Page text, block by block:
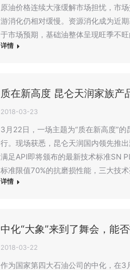
原油价格连续大涨缓解市场担忧，市
游消化仍相对缓慢。资源消化成为近
于市场预期，基础油整体呈现旺季不旺
详情
质在新高度 昆仑天润家族产
2018-03-23
3月22日，一场主题为“质在新高度”
行。现场获悉，昆仑天润国内领先推
满足API即将颁布的最新技术标准SN
标准限值70%的抗磨损性能，三大技
详情
中化“大象”来到了舞会，能
2018-03-22
作为国家第四大石油公司的中化，在3